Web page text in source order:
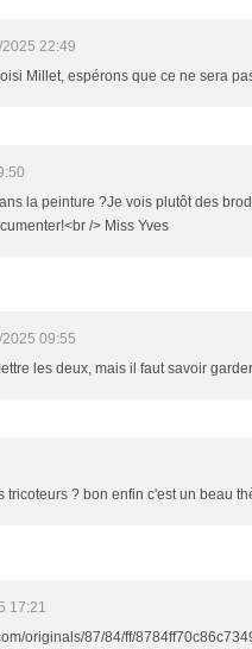
22:49
Millet, espérons que ce ne sera
la peinture ?Je vois plutôt des
/> Miss Yves
09:55
les deux, mais il faut savoir
tricoteurs ? bon enfin c'est un beau
17:21
originals/87/84/ff/